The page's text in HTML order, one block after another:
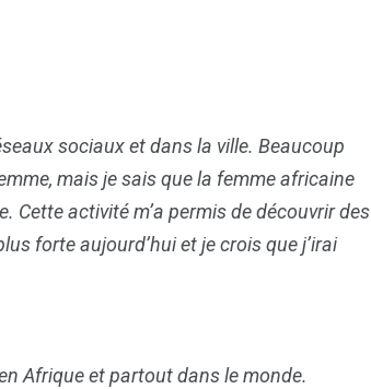
sociaux et dans la ville. Beaucoup
mais je sais que la femme africaine
Cette activité m’a permis de découvrir des
forte aujourd’hui et je crois que j’irai
Afrique et partout dans le monde.